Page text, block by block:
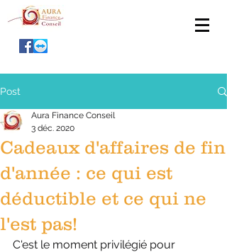
Post
Cadeaux d'affaires de fin
d'année : ce qui est
déductible et ce qui ne
l'est pas!
Aura Finance Conseil
3 déc. 2020
C'est le moment privilégié pour